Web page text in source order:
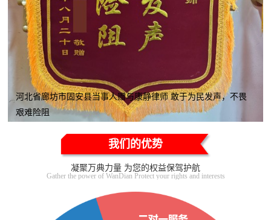
河北省廊坊市固安县当事人赠与康静律师 敢于为民发声，不畏
艰难险阻
我们的优势
凝聚万典力量 为您的权益保驾护航
Gather the power of WanDian Protect your rights and interests